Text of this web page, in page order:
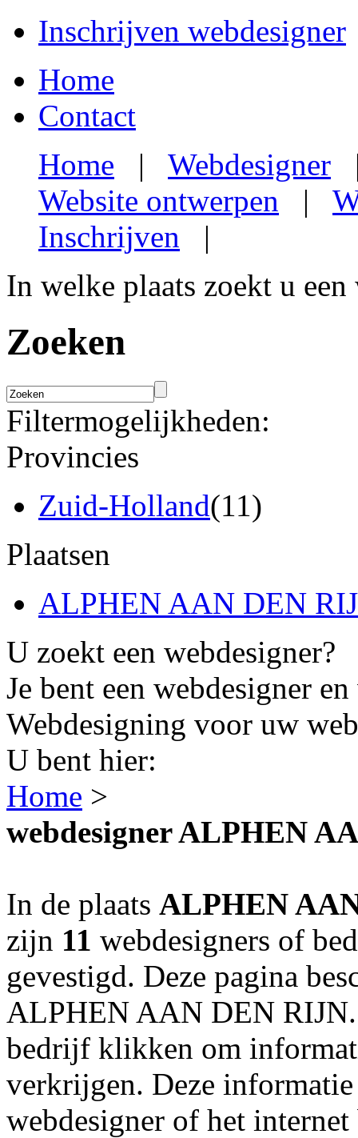
Inschrijven webdesigner
Home
Contact
Home | Webdesigner
Website ontwerpen |
Inschrijven |
In welke plaats zoekt u een
Zoeken
Filtermogelijkheden:
Provincies
Zuid-Holland(11)
Plaatsen
ALPHEN AAN DEN
U zoekt een webdesigner?
Je bent een webdesigner
Webdesigning voor uw
U bent hier:
Home >
webdesigner ALPHEN
In de plaats ALPHEN
zijn 11 webdesigners of
gevestigd. Deze pagina
ALPHEN AAN DEN
bedrijf klikken om
verkrijgen. Deze
webdesigner of het